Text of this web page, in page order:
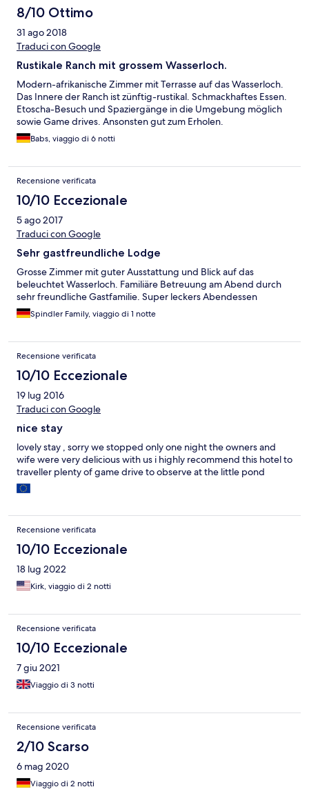
8/10 Ottimo
31 ago 2018
Traduci con Google
Rustikale Ranch mit grossem Wasserloch.
Modern-afrikanische Zimmer mit Terrasse auf das Wasserloch.
Das Innere der Ranch ist zünftig-rustikal. Schmackhaftes Essen.
Etoscha-Besuch und Spaziergänge in die Umgebung möglich
sowie Game drives. Ansonsten gut zum Erholen.
Babs, viaggio di 6 notti
Recensione verificata
10/10 Eccezionale
5 ago 2017
Traduci con Google
Sehr gastfreundliche Lodge
Grosse Zimmer mit guter Ausstattung und Blick auf das
beleuchtet Wasserloch. Familiäre Betreuung am Abend durch
sehr freundliche Gastfamilie. Super leckers Abendessen
Spindler Family, viaggio di 1 notte
Recensione verificata
10/10 Eccezionale
19 lug 2016
Traduci con Google
nice stay
lovely stay , sorry we stopped only one night the owners and
wife were very delicious with us i highly recommend this hotel to
traveller plenty of game drive to observe at the little pond
Recensione verificata
10/10 Eccezionale
18 lug 2022
Kirk, viaggio di 2 notti
Recensione verificata
10/10 Eccezionale
7 giu 2021
Viaggio di 3 notti
Recensione verificata
2/10 Scarso
6 mag 2020
Viaggio di 2 notti